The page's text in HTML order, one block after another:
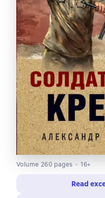
Volume 260 pages 16+
Read